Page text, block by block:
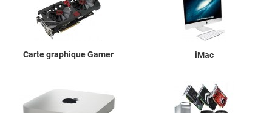
Carte graphique Gamer iMac